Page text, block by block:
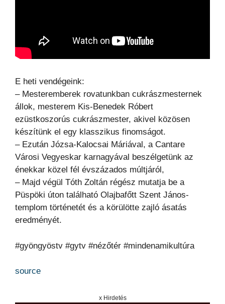
E heti vendégeink:
– Mesteremberek rovatunkban cukrászmesternek
állok, mesterem Kis-Benedek Róbert
ezüstkoszorús cukrászmester, akivel közösen
készítünk el egy klasszikus finomságot.
– Ezután Józsa-Kalocsai Máriával, a Cantare
Városi Vegyeskar karnagyával beszélgetünk az
énekkar közel fél évszázados múltjáról,
– Majd végül Tóth Zoltán régész mutatja be a
Püspöki úton található Olajbafőtt Szent János-
templom történetét és a körülötte zajló ásatás
eredményét.
#gyöngyöstv #gytv #nézőtér #mindenamikultúra
source
x Hirdetés